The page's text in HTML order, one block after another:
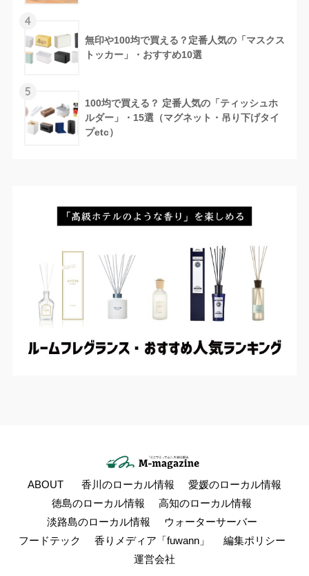
4
無印や100均で買える？定番人気の「マスクス
トッカー」・おすすめ10選
5
100均で買える？ 定番人気の「ティッシュホ
ルダー」・15選（マグネット・吊り下げタイ
プetc）
ABOUT 香川のローカル情報
愛媛のローカル情報
徳島のローカル情報
高知のローカル情報
淡路島のローカル情報
ウォーターサーバー
フードテック
香りメディア「fuwann」
編集ポリシー
運営会社